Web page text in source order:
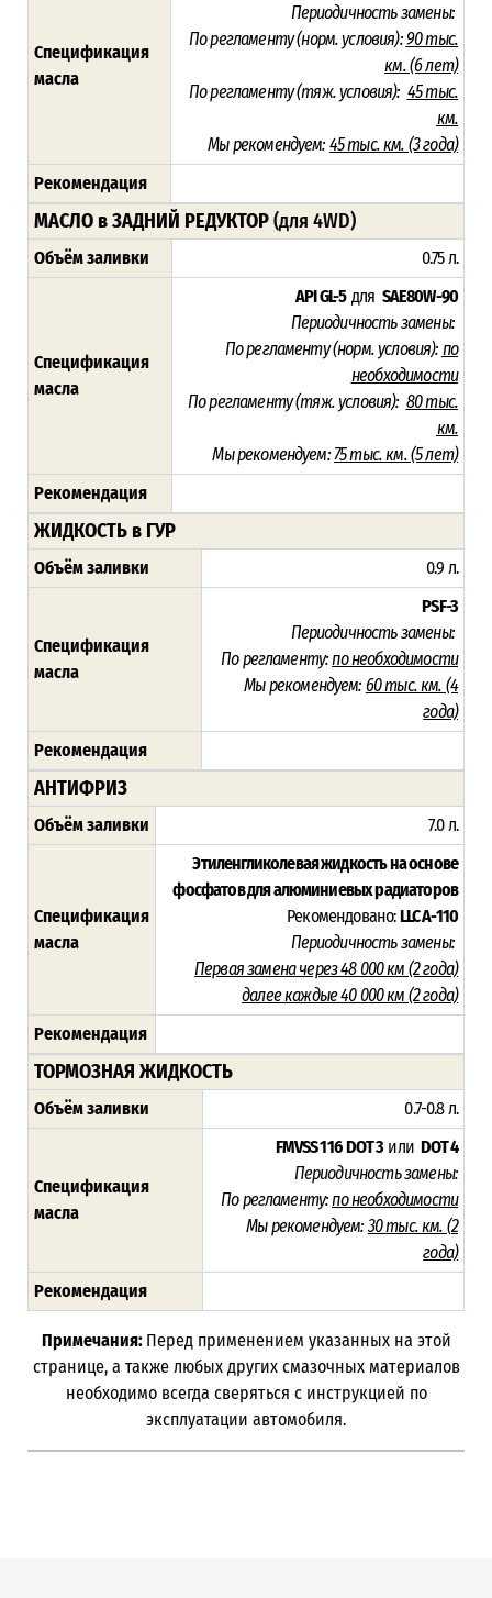
Спецификация
масла
Периодичность замены:
По регламенту (норм. условия):90 тыс.
км. (6 лет)
По регламенту (тяж. условия): 45 тыс.
км.
Мы рекомендуем: 45 тыс. км. (3 года)
Рекомендация
МАСЛО в ЗАДНИЙ РЕДУКТОР(для 4WD)
Объём заливки 0.75 л.
Спецификация
масла
API GL-5 для SAE80W-90
Периодичность замены:
По регламенту (норм. условия): по
необходимости
По регламенту (тяж. условия): 80 тыс.
км.
Мы рекомендуем:75 тыс. км. (5 лет)
Рекомендация
ЖИДКОСТЬ в ГУР
Объём заливки 0.9 л.
Спецификация
масла
PSF-3
Периодичность замены:
По регламенту:по необходимости
Мы рекомендуем: 60 тыс. км. (4
года)
Рекомендация
АНТИФРИЗ
Объём заливки 7.0 л.
Спецификация
масла
Этиленгликолевая жидкость на основе
фосфатов для алюминиевых радиаторов
Рекомендовано:LLC A-110
Периодичность замены:
Первая замена через 48 000 км (2 года)
далее каждые 40 000 км (2 года)
Рекомендация
ТОРМОЗНАЯ ЖИДКОСТЬ
Объём заливки 0.7-0.8 л.
Спецификация
масла
FMVSS 116 DOT 3 илиDOT 4
Периодичность замены:
По регламенту:по необходимости
Мы рекомендуем:30 тыс. км. (2
года)
Рекомендация
Примечания: Перед применением указанных на этой
странице, а также любых других смазочных материалов
необходимо всегда сверяться с инструкцией по
эксплуатации автомобиля.